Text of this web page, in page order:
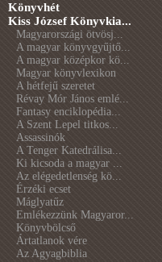
Könyvhét
Kiss József Könyvkia...
Magyarországi ötvösj...
A magyar könyvgyűjtő...
A magyar középkor kö...
Magyar könyvlexikon
A hétfejű szeretet
Révay Mór János emlé...
Fantasy enciklopédia...
A Szent Lepel titkos...
Assassinók
A Tenger Katedrálisa...
Ki kicsoda a magyar ...
Az elégedetlenség kö...
Érzéki ecset
Máglyatűz
Emlékezzünk Magyaror...
Könyvbölcső
Ártatlanok vére
Az Agyagbiblia